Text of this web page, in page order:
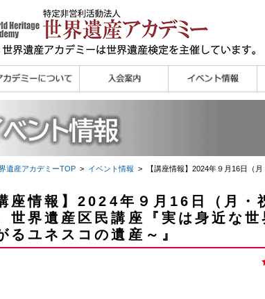
>> Hikaru
メディ
賛団体
／プレ
個人会員
法人会員
会報誌サンプル
会員限定ページ 講演会
大使館セミナー
展示会
講座・セミナー
ツアー情報
イベントレポート
遺産アカデミーTOP> イベント情報 > 【講座情報】2024年９月16日（
座情報】2024年９月16日（月・
世界遺産区民講座『実は身近な世
るユネスコの遺産～』